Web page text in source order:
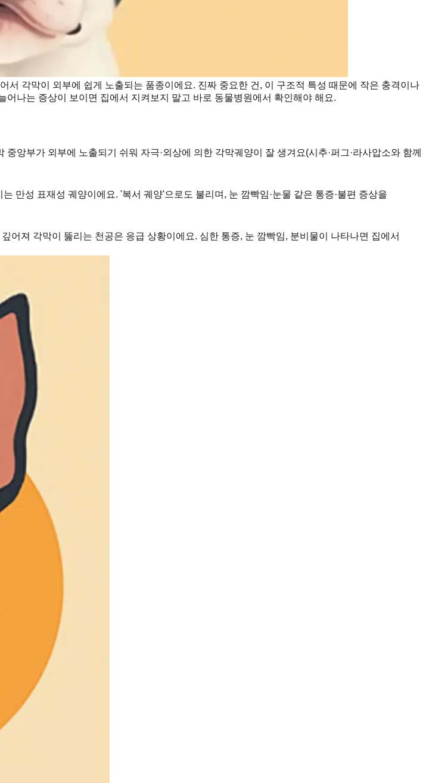
각막이 외부에 쉽게 노출되는 품종이에요. 진짜 중요한 건, 이 구조적 특성 때문에 작은 충격이나
어나는 증상이 보이면 집에서 지켜보지 말고 바로 동물병원에서 확인해야 해요.
앙부가 외부에 노출되기 쉬워 자극·외상에 의한 각막궤양이 잘 생겨요(시추·퍼그·라사압소와 함께
만성 표재성 궤양이에요. '복서 궤양'으로도 불리며, 눈 깜빡임·눈물 같은 통증·불편 증상을
어져 각막이 뚫리는 천공은 응급 상황이에요. 심한 통증, 눈 깜빡임, 분비물이 나타나면 집에서